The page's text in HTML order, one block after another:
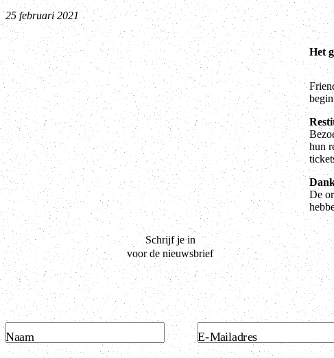
25 februari 2021
Het
hun
De
Schrijf je in
voor de nieuwsbrief
Naam E-Mailadres